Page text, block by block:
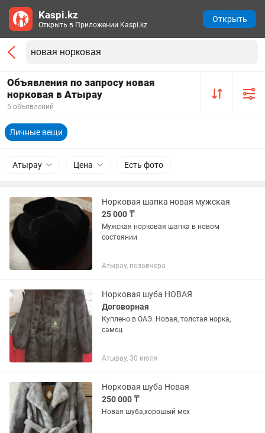
Объявления по запросу новая
норковая в Атырау
5 объявлений
Личные вещи
Атырау Цена Есть фото
Норковая шапка новая мужская
25 000 ₸
Мужская норковая шапка в новом
состоянии
Атырау, позавчера
Норковая шуба НОВАЯ
Договорная
Куплено в ОАЭ. Новая, толстая норка,
самец
Атырау, 30 июля
Норковая шуба Новая
250 000 ₸
Новая шуба,хорошый мех
Kaspi.kz
Открыть в Приложении Kaspi.kz
Открыть